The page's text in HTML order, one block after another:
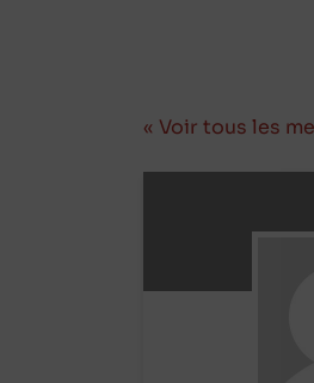
« Voir tous les